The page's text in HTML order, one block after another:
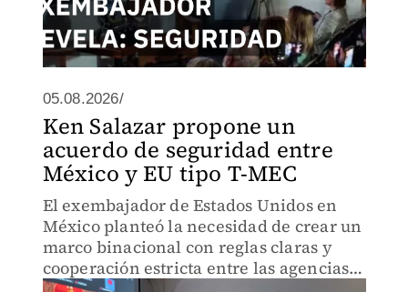
05.08.2026/
Ken Salazar propone un
acuerdo de seguridad entre
México y EU tipo T-MEC
El exembajador de Estados Unidos en
México planteó la necesidad de crear un
marco binacional con reglas claras y
cooperación estricta entre las agencias